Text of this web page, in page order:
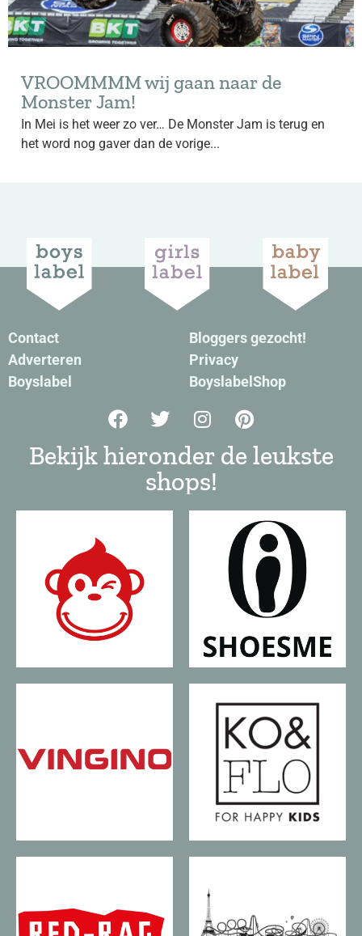
VROOMMMM wij gaan naar de
Monster Jam!
In Mei is het weer zo ver… De Monster Jam is terug en
het word nog gaver dan de vorige...
Contact
Adverteren
Boyslabel
Bloggers gezocht!
Privacy
BoyslabelShop
Bekijk hieronder de leukste
shops!